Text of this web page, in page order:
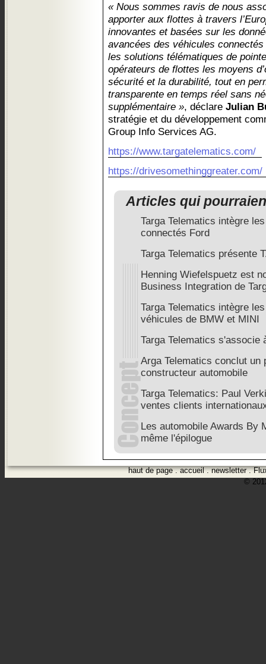
« Nous sommes ravis de nous
apporter aux flottes à travers
innovantes et basées sur les
avancées des véhicules
les solutions télématiques de
opérateurs de flottes les moyens
sécurité et la durabilité, tout en
transparente en temps réel sans
supplémentaire », déclare Julian
stratégie et du développement
Group Info Services AG.
https://www.targatelematics.com/
https://drivesomethinggreater.com/
Articles qui
Targa Telematics intègre
connectés Ford
Targa Telematics présente
Henning Wiefelspuetz est
Business Integration de
Targa Telematics intègre
véhicules de BMW et MINI
Targa Telematics s'associe
Arga Telematics conclut un
constructeur automobile
Targa Telematics: Paul
ventes clients
Les automobile Awards By
même l'épilogue
haut de page.accueil.newsletter.
©